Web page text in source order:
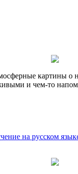
картины
и чем-то
на русском